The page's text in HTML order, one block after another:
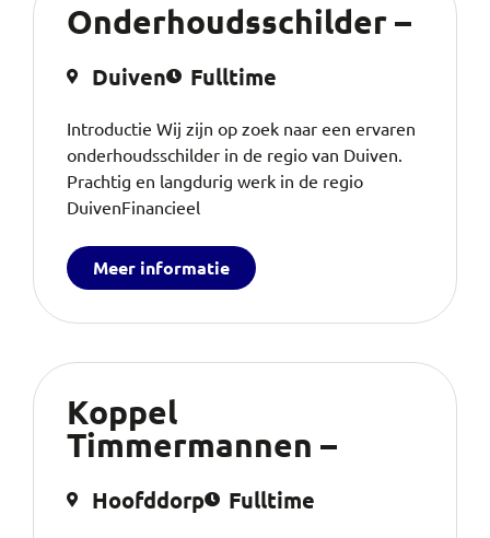
Onderhoudsschilder –
Duiven Fulltime
Introductie Wij zijn op zoek naar een ervaren
onderhoudsschilder in de regio van Duiven.
Prachtig en langdurig werk in de regio
DuivenFinancieel
Meer informatie
Koppel
Timmermannen –
Hoofddorp Fulltime